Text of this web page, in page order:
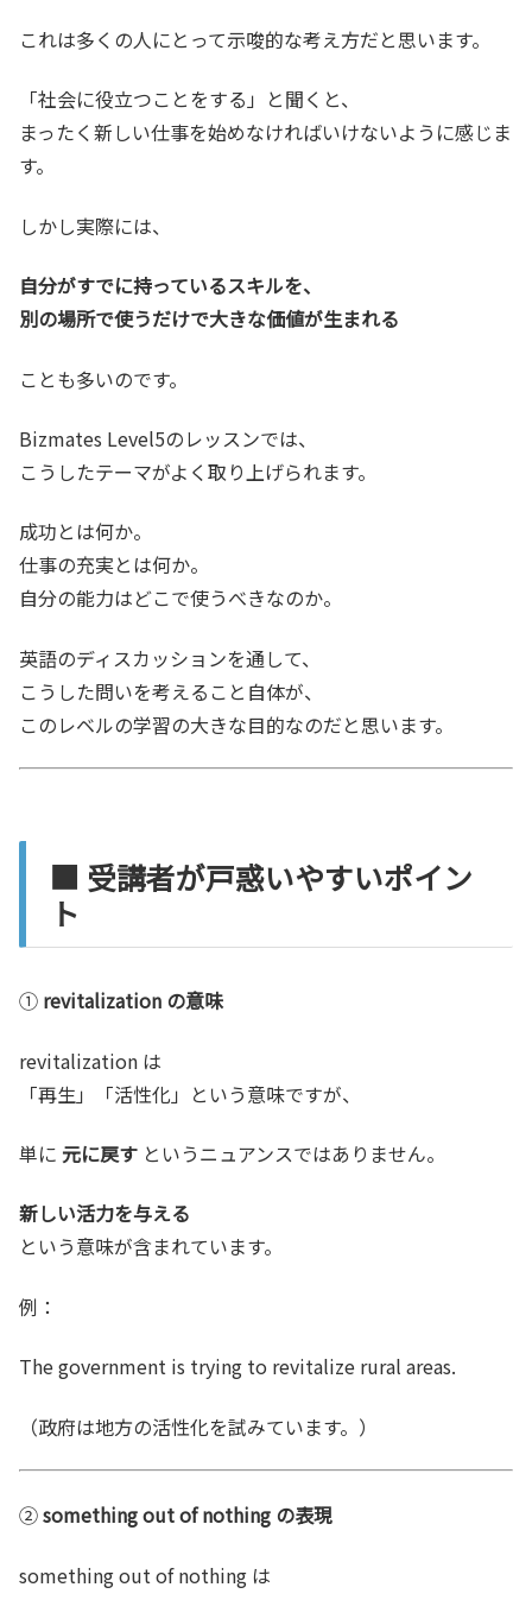
これは多くの人にとって示唆的な考え方だと思います。
「社会に役立つことをする」と聞くと、
まったく新しい仕事を始めなければいけないように感じま
す。
しかし実際には、
自分がすでに持っているスキルを、
別の場所で使うだけで大きな価値が生まれる
ことも多いのです。
Bizmates Level5のレッスンでは、
こうしたテーマがよく取り上げられます。
成功とは何か。
仕事の充実とは何か。
自分の能力はどこで使うべきなのか。
英語のディスカッションを通して、
こうした問いを考えること自体が、
このレベルの学習の大きな目的なのだと思います。
■ 受講者が戸惑いやすいポイン
ト
① revitalization の意味
revitalization は
「再生」「活性化」という意味ですが、
単に 元に戻す というニュアンスではありません。
新しい活力を与える
という意味が含まれています。
例：
The government is trying to revitalize rural areas.
（政府は地方の活性化を試みています。）
②something out of nothing の表現
something out of nothing は